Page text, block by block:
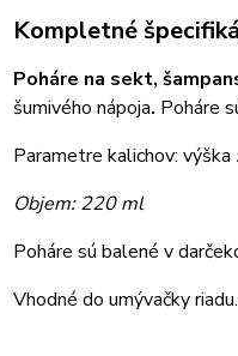
Kompletné
Poháre na sekt,
šumivého nápoja. Poháre
Parametre kalichov: výška
Objem: 220 ml
Poháre sú balené v
Vhodné do umývačky riadu.